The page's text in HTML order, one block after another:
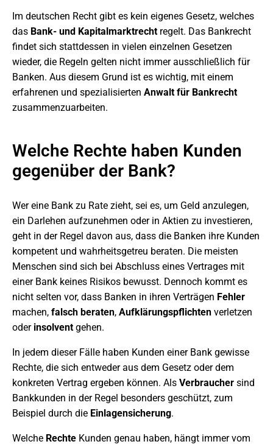
Im deutschen Recht gibt es kein eigenes Gesetz, welches
das Bank- und Kapitalmarktrecht regelt. Das Bankrecht
findet sich stattdessen in vielen einzelnen Gesetzen
wieder, die Regeln gelten nicht immer ausschließlich für
Banken. Aus diesem Grund ist es wichtig, mit einem
erfahrenen und spezialisierten Anwalt für Bankrecht
zusammenzuarbeiten.
Welche Rechte haben Kunden
gegenüber der Bank?
Wer eine Bank zu Rate zieht, sei es, um Geld anzulegen,
ein Darlehen aufzunehmen oder in Aktien zu investieren,
geht in der Regel davon aus, dass die Banken ihre Kunden
kompetent und wahrheitsgetreu beraten. Die meisten
Menschen sind sich bei Abschluss eines Vertrages mit
einer Bank keines Risikos bewusst. Dennoch kommt es
nicht selten vor, dass Banken in ihren Verträgen Fehler
machen, falsch beraten, Aufklärungspflichten verletzen
oder insolvent gehen.
In jedem dieser Fälle haben Kunden einer Bank gewisse
Rechte, die sich entweder aus dem Gesetz oder dem
konkreten Vertrag ergeben können. Als Verbraucher sind
Bankkunden in der Regel besonders geschützt, zum
Beispiel durch die Einlagensicherung.
Welche Rechte Kunden genau haben, hängt immer vom